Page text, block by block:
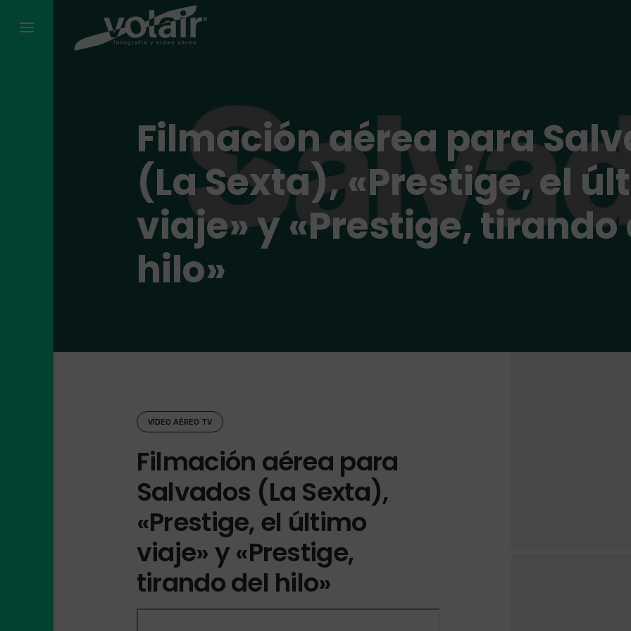
content
Filmación aérea para
(La Sexta), «Prestige, el
viaje» y «Prestige, tirando
hilo»
VÍDEO AÉREO TV
Filmación aérea para
Salvados (La Sexta),
«Prestige, el último
viaje» y «Prestige,
tirando del hilo»